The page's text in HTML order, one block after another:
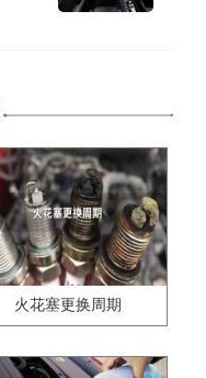
火花塞更换周期